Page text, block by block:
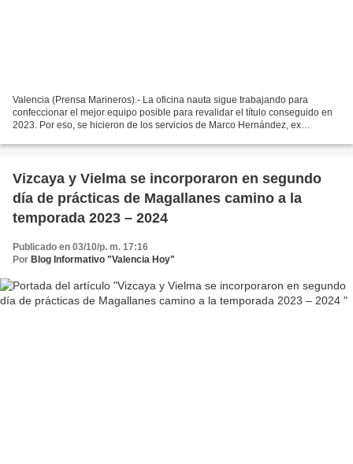
Valencia (Prensa Marineros).- La oficina nauta sigue trabajando para
confeccionar el mejor equipo posible para revalidar el título conseguido en
2023. Por eso, se hicieron de los servicios de Marco Hernández, ex
Vizcaya y Vielma se incorporaron en segundo
día de prácticas de Magallanes camino a la
temporada 2023 – 2024
Publicado en 03/10/p. m. 17:16
Por Blog Informativo "Valencia Hoy"